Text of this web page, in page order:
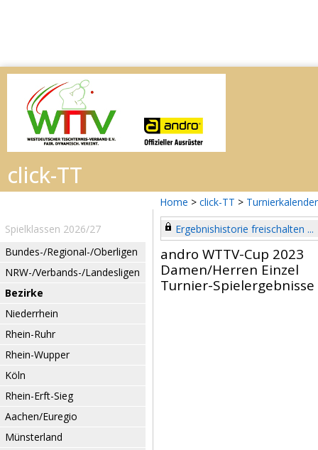
Home > click-TT > Turnierkalender
Spielklassen 2026/27
Bundes-/Regional-/Oberligen
NRW-/Verbands-/Landesligen
Bezirke
Niederrhein
Rhein-Ruhr
Rhein-Wupper
Köln
Rhein-Erft-Sieg
Aachen/Euregio
Münsterland
Ergebnishistorie freischalten ...
andro WTTV-Cup 2023
Damen/Herren Einzel
Turnier-Spielergebnisse